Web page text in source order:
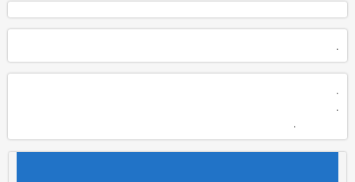
.
.
.
.